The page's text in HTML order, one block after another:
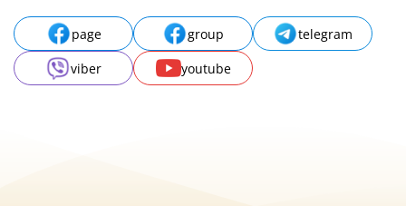
page group
telegram
viber
youtube